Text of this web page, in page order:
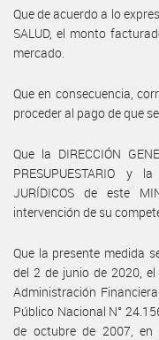
Que de acuerdo a lo
SALUD, el monto
mercado.
Que en consecuencia,
proceder al pago de que
Que la DIRECCIÓN
PRESUPUESTARIO y
JURÍDICOS de este
intervención de su
Que la presente medida
del 2 de junio de 2020,
Administración
Público Nacional N°
de octubre de 2007,